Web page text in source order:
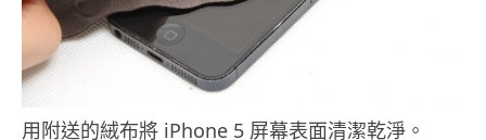
用附送的絨布將 iPhone 5 屏幕表面清潔乾淨。